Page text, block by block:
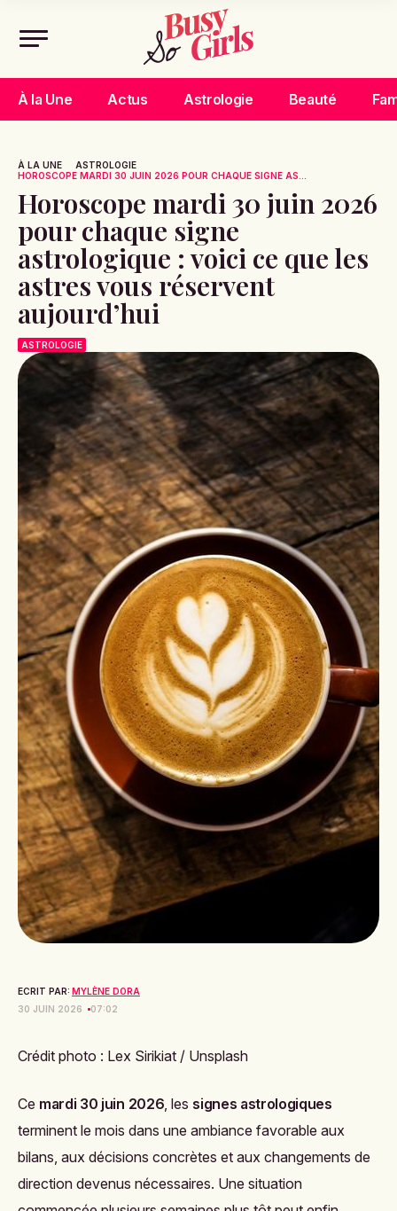
À la Une Actus Astrologie Beauté
À LA UNE
ASTROLOGIE
HOROSCOPE MARDI 30 JUIN 2026 POUR CHAQUE SIGNE AS...
Horoscope mardi 30 juin 2026
pour chaque signe
astrologique : voici ce que les
astres vous réservent
aujourd’hui
ASTROLOGIE
ECRIT PAR: MYLÈNE DORA
30 JUIN 2026
07:02
Crédit photo : Lex Sirikiat / Unsplash
Ce mardi 30 juin 2026, les signes astrologiques
terminent le mois dans une ambiance favorable aux
bilans, aux décisions concrètes et aux changements de
direction devenus nécessaires. Une situation